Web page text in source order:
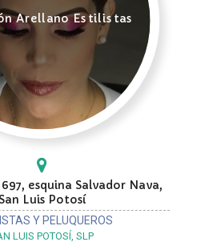
Arellano Estilistas
esquina Salvador Nava,
San Luis Potosí
Y PELUQUEROS
LUIS POTOSÍ, SLP